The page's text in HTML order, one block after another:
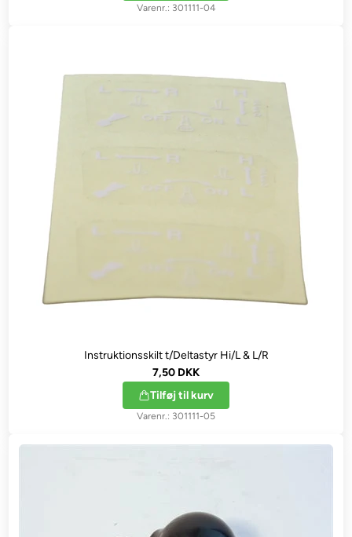
301111-04
Instruktionsskilt t/Deltastyr Hi/L & L/R
7,50 DKK
Tilføj til kurv
301111-05